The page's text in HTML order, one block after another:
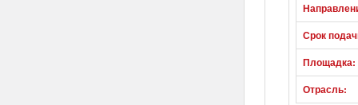
Срок
Площадка:
Отрасль: